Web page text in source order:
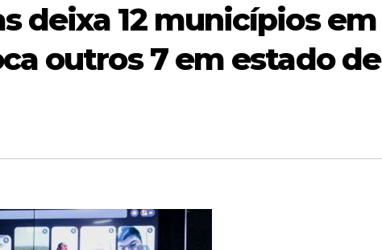
deixa 12 municípios em
outros 7 em estado de